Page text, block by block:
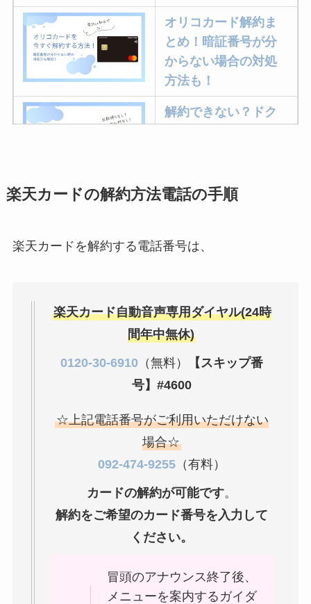
オリコカード解約ま
とめ！暗証番号が分
からない場合の対処
方法も！
解約できない？ドク
ミュゼプラチナムの
約期間が過ぎた場合
どうなる？
とめ！最短手続きや
ベストタイミングを
詳しく解説！
ユンス美容液の解約
らない時の裏ワザ
なにわサプリ
Sivorune(シボルネ)
なぜ解約できない？
電話以外に手続きす
る方法ある？
ニューZの解約まと
め！電話が繋がらな
楽天カードの解約方法電話の手順
楽天カードを解約する電話番号は、
楽天カード自動音声専用ダイヤル(24時
間年中無休)
0120-30-6910（無料）
【スキップ番
号】#4600
☆上記電話番号がご利用いただけない
場合☆
092-474-9255（有料）
カードの解約が可能です。
解約をご希望のカード番号を入力して
ください。
冒頭のアナウンス終了後、
メニューを案内するガイダ